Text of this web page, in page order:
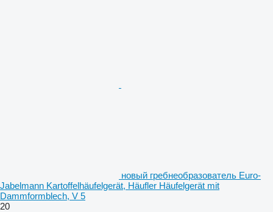
новый гребнеобразователь Euro-
Jabelmann Kartoffelhäufelgerät, Häufler Häufelgerät mit
Dammformblech, V 5
20